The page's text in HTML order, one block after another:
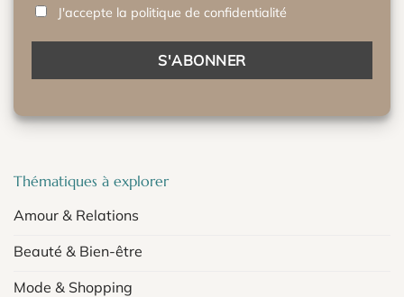
J'accepte la politique de confidentialité
Thématiques à explorer
Amour & Relations
Beauté & Bien-être
Mode & Shopping